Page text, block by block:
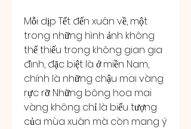
Mỗi dịp Tết đến xuân về, một
trong những hình ảnh không
thể thiếu trong không gian gia
đình, đặc biệt là ở miền Nam,
chính là những chậu mai vàng
rực rỡ. Những bông hoa mai
vàng không chỉ là biểu tượng
của mùa xuân mà còn mang ý